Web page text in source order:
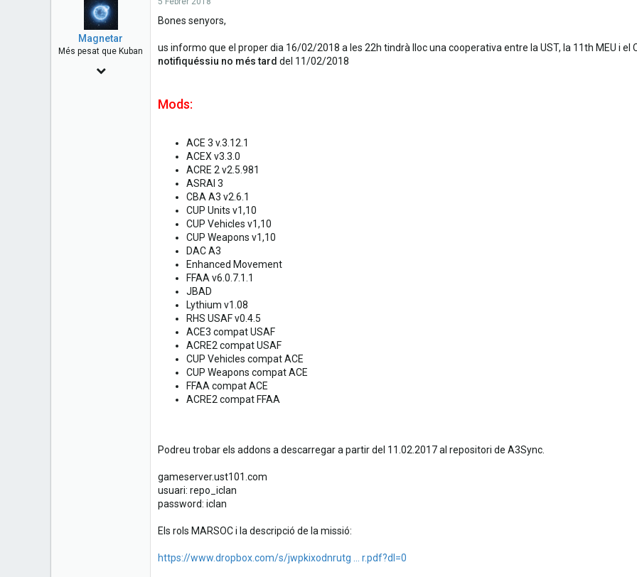
r
Magnetar
Més pesat que Kuban
22 Abril 2014
Bones senyors,
us informo que el proper dia 16/02/2018 a les 22h tindrà lloc una cooperativa entre la UST, la 11th MEU i el
notifiquéssiu no més tard del 11/02/2018
Mods:
ACE 3 v.3.12.1
ACEX v3.3.0
ACRE 2 v2.5.981
ASRAI 3
CBA A3 v2.6.1
CUP Units v1,10
CUP Vehicles v1,10
CUP Weapons v1,10
DAC A3
Enhanced Movement
FFAA v6.0.7.1.1
JBAD
Lythium v1.08
RHS USAF v0.4.5
ACE3 compat USAF
ACRE2 compat USAF
CUP Vehicles compat ACE
CUP Weapons compat ACE
FFAA compat ACE
ACRE2 compat FFAA
Podreu trobar els addons a descarregar a partir del 11.02.2017 al repositori de A3Sync.
gameserver.ust101.com
usuari: repo_iclan
password: iclan
Els rols MARSOC i la descripció de la missió:
https://www.dropbox.com/s/jwpkixodnrutg ... r.pdf?dl=0